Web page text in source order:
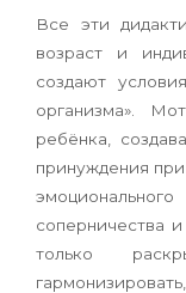
Все эти
возраст и
создают
организма».
ребёнка,
принуждения
соперничества
только